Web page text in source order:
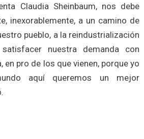
Claudia Sheinbaum, nos debe
inexorablemente, a un camino de
pueblo, a la reindustrialización
nuestra demanda con
en pro de los que vienen, porque yo
aquí queremos un mejor